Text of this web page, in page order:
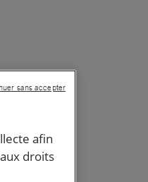
afin
droits
sans accepter